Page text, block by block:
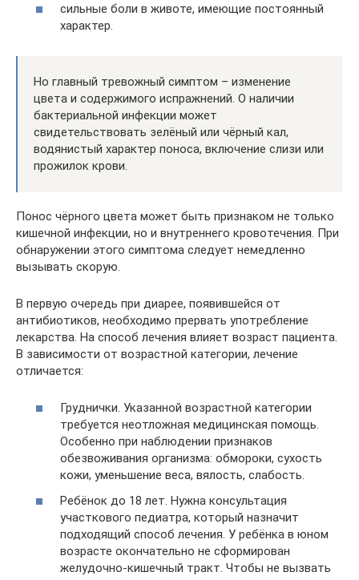
сильные боли в животе, имеющие постоянный
характер.
Но главный тревожный симптом – изменение
цвета и содержимого испражнений. О наличии
бактериальной инфекции может
свидетельствовать зелёный или чёрный кал,
водянистый характер поноса, включение слизи или
прожилок крови.
Понос чёрного цвета может быть признаком не только
кишечной инфекции, но и внутреннего кровотечения. При
обнаружении этого симптома следует немедленно
вызывать скорую.
В первую очередь при диарее, появившейся от
антибиотиков, необходимо прервать употребление
лекарства. На способ лечения влияет возраст пациента.
В зависимости от возрастной категории, лечение
отличается:
Груднички. Указанной возрастной категории
требуется неотложная медицинская помощь.
Особенно при наблюдении признаков
обезвоживания организма: обмороки, сухость
кожи, уменьшение веса, вялость, слабость.
Ребёнок до 18 лет. Нужна консультация
участкового педиатра, который назначит
подходящий способ лечения. У ребёнка в юном
возрасте окончательно не сформирован
желудочно-кишечный тракт. Чтобы не вызвать